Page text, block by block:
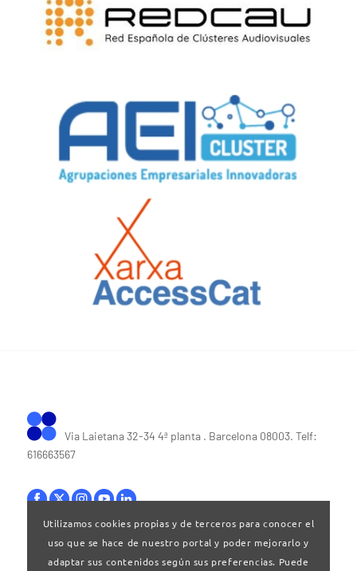
Via Laietana 32-34 4ª planta . Barcelona 08003. Telf:
616663567
Bases legales|Política de privacitat
Utilizamos cookies propias y de terceros para conocer el
uso que se hace de nuestro portal y poder mejorarlo y
adaptar sus contenidos según sus preferencias. Puede